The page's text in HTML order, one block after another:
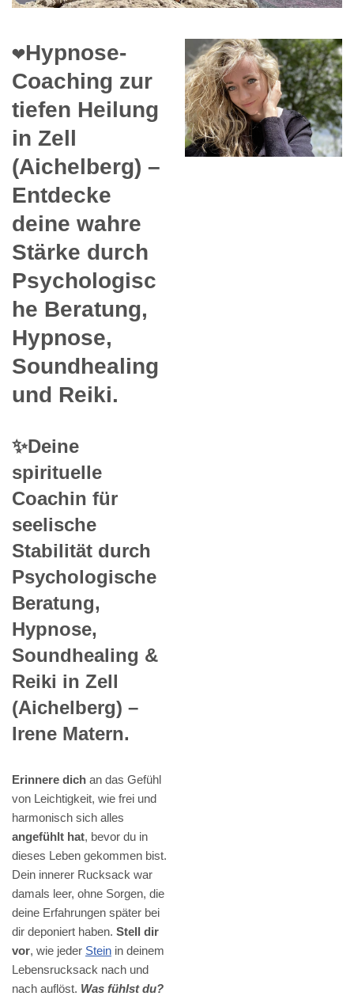
❤️Hypnose-
Coaching zur
tiefen Heilung
in Zell
(Aichelberg) –
Entdecke
deine wahre
Stärke durch
Psychologisc
he Beratung,
Hypnose,
Soundhealing
und Reiki.
✨Deine
spirituelle
Coachin für
seelische
Stabilität durch
Psychologische
Beratung,
Hypnose,
Soundhealing &
Reiki in Zell
(Aichelberg) –
Irene Matern.
Erinnere dich an das Gefühl
von Leichtigkeit, wie frei und
harmonisch sich alles
angefühlt hat, bevor du in
dieses Leben gekommen bist.
Dein innerer Rucksack war
damals leer, ohne Sorgen, die
deine Erfahrungen später bei
dir deponiert haben. Stell dir
vor, wie jeder Stein in deinem
Lebensrucksack nach und
nach auflöst. Was fühlst du?